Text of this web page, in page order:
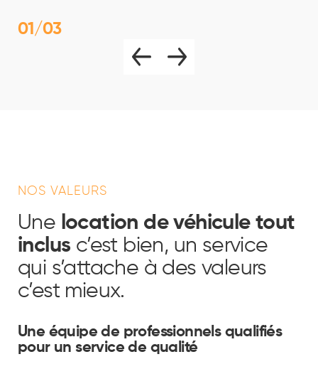
01 /03
NOS VALEURS
Une location de véhicule tout
inclus c’est bien, un service
qui s’attache à des valeurs
c’est mieux.
Une équipe de professionnels qualifiés
pour un service de qualité